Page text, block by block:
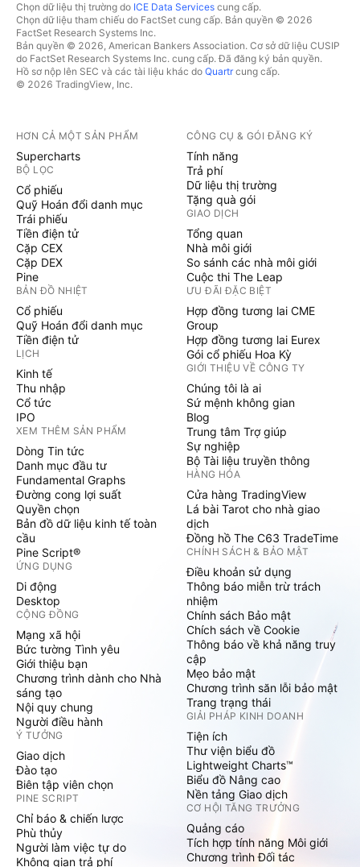
Chọn dữ liệu thị trường do ICE Data Services cung cấp.
Chọn dữ liệu tham chiếu do FactSet cung cấp. Bản quyền © 2026
FactSet Research Systems Inc.
Bản quyền © 2026, American Bankers Association. Cơ sở dữ liệu CUSIP
do FactSet Research Systems Inc. cung cấp. Đã đăng ký bản quyền.
Hồ sơ nộp lên SEC và các tài liệu khác do Quartrcung cấp.
© 2026 TradingView, Inc.
HƠN CẢ MỘT SẢN PHẨM
Supercharts
BỘ LỌC
Cổ phiếu
Quỹ Hoán đổi danh mục
Trái phiếu
Tiền điện tử
Cặp CEX
Cặp DEX
Pine
BẢN ĐỒ NHIỆT
Cổ phiếu
Quỹ Hoán đổi danh mục
Tiền điện tử
LỊCH
Kinh tế
Thu nhập
Cổ tức
IPO
XEM THÊM SẢN PHẨM
Dòng Tin tức
Danh mục đầu tư
Fundamental Graphs
Đường cong lợi suất
Quyền chọn
Bản đồ dữ liệu kinh tế toàn
cầu
Pine Script®
ỨNG DỤNG
Di động
Desktop
CỘNG ĐỒNG
Mạng xã hội
Bức tường Tình yêu
Giới thiệu bạn
Chương trình dành cho Nhà
sáng tạo
Nội quy chung
Người điều hành
Ý TƯỞNG
Giao dịch
Đào tạo
Biên tập viên chọn
PINE SCRIPT
Chỉ báo & chiến lược
Phù thủy
Người làm việc tự do
Không gian trả phí
CÔNG CỤ & GÓI ĐĂNG KÝ
Tính năng
Trả phí
Dữ liệu thị trường
Tặng quà gói
GIAO DỊCH
Tổng quan
Nhà môi giới
So sánh các nhà môi giới
Cuộc thi The Leap
ƯU ĐÃI ĐẶC BIỆT
Hợp đồng tương lai CME
Group
Hợp đồng tương lai Eurex
Gói cổ phiếu Hoa Kỳ
GIỚI THIỆU VỀ CÔNG TY
Chúng tôi là ai
Sứ mệnh không gian
Blog
Trung tâm Trợ giúp
Sự nghiệp
Bộ Tài liệu truyền thông
HÀNG HÓA
Cửa hàng TradingView
Lá bài Tarot cho nhà giao
dịch
Đồng hồ The C63 TradeTime
CHÍNH SÁCH & BẢO MẬT
Điều khoản sử dụng
Thông báo miễn trừ trách
nhiệm
Chính sách Bảo mật
Chích sách về Cookie
Thông báo về khả năng truy
cập
Mẹo bảo mật
Chương trình săn lỗi bảo mật
Trang trạng thái
GIẢI PHÁP KINH DOANH
Tiện ích
Thư viện biểu đồ
Lightweight Charts™
Biểu đồ Nâng cao
Nền tảng Giao dịch
CƠ HỘI TĂNG TRƯỞNG
Quảng cáo
Tích hợp tính năng Môi giới
Chương trình Đối tác